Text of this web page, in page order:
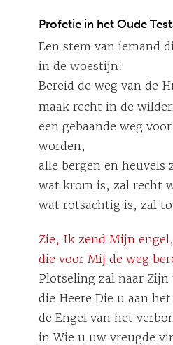
Profetie in het Oude
Een stem van iemand
in de woestijn:
Bereid de weg van de H
maak recht in de
een gebaande weg
worden,
alle bergen en heuvels
wat krom is, zal recht
wat rotsachtig is, zal
Zie, Ik zend Mijn engel,
die voor Mij de weg
Plotseling zal naar
die Heere Die u aan
de Engel van het
in Wie u uw vreugde